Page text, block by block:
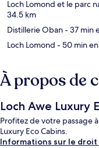
Loch Lomond et le parc
34.5 km
Distillerie Oban- 37 min
Loch Lomond - 50 min
À propos de
Loch Awe Luxury
Profitez de votre passage
Luxury Eco Cabins.
Informations sur le